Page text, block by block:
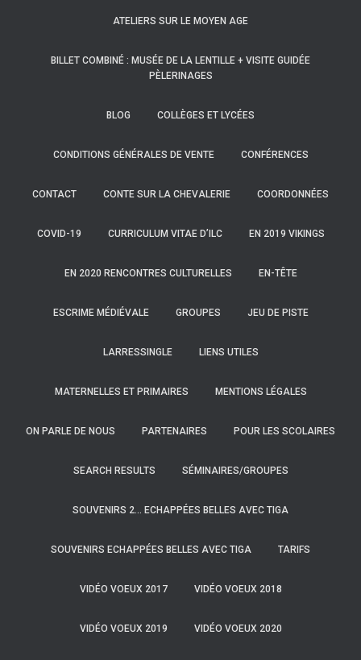
ATELIERS SUR LE MOYEN AGE
BILLET COMBINÉ : MUSÉE DE LA LENTILLE + VISITE GUIDÉE
PÈLERINAGES
BLOG COLLÈGES ET LYCÉES
CONDITIONS GÉNÉRALES DE VENTE CONFÉRENCES
CONTACT CONTE SUR LA CHEVALERIE COORDONNÉES
COVID-19 CURRICULUM VITAE D’ILC EN 2019 VIKINGS
EN 2020 RENCONTRES CULTURELLES EN-TÊTE
ESCRIME MÉDIÉVALE GROUPES JEU DE PISTE
LARRESSINGLE LIENS UTILES
MATERNELLES ET PRIMAIRES MENTIONS LÉGALES
ON PARLE DE NOUS PARTENAIRES POUR LES SCOLAIRES
SEARCH RESULTS SÉMINAIRES/GROUPES
SOUVENIRS 2… ECHAPPÉES BELLES AVEC TIGA
SOUVENIRS ECHAPPÉES BELLES AVEC TIGA TARIFS
VIDÉO VOEUX 2017 VIDÉO VOEUX 2018
VIDÉO VOEUX 2019 VIDÉO VOEUX 2020